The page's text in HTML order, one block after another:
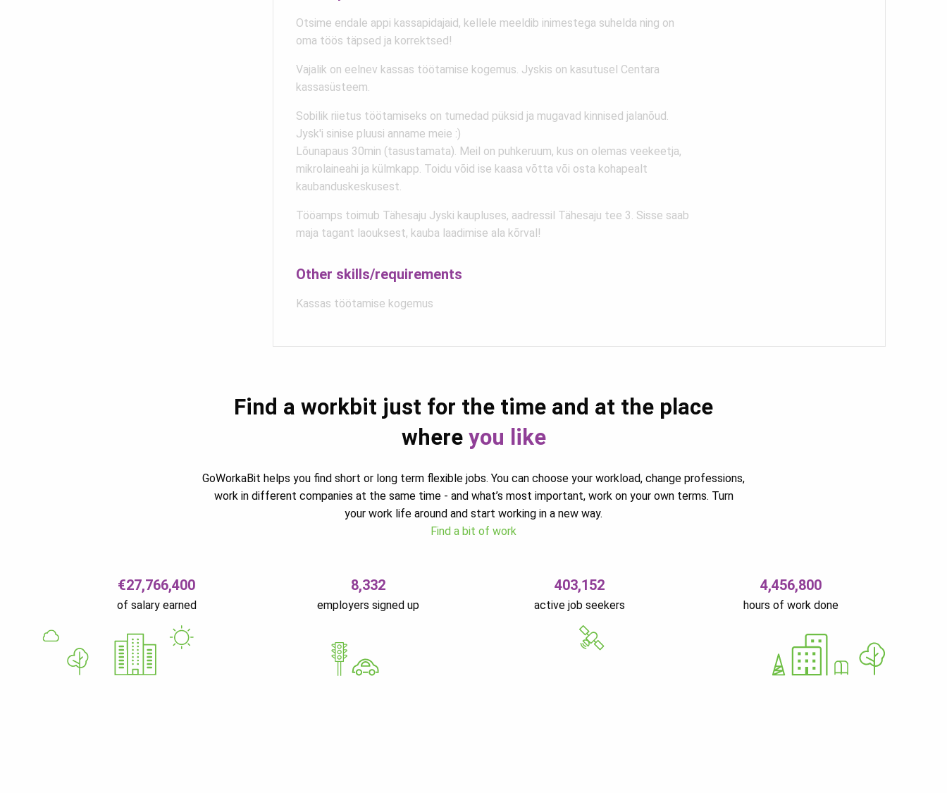
Otsime endale appi kassapidajaid, kellele meeldib inimestega suhelda ning on
oma töös täpsed ja korrektsed!
Vajalik on eelnev kassas töötamise kogemus. Jyskis on kasutusel Centara
kassasüsteem.
Sobilik riietus töötamiseks on tumedad püksid ja mugavad kinnised jalanõud.
Jysk'i sinise pluusi anname meie :)
Lõunapaus 30min (tasustamata). Meil on puhkeruum, kus on olemas veekeetja,
mikrolaineahi ja külmkapp. Toidu võid ise kaasa võtta või osta kohapealt
kaubanduskeskusest.
Tööamps toimub Tähesaju Jyski kaupluses, aadressil Tähesaju tee 3. Sisse saab
maja tagant laouksest, kauba laadimise ala kõrval!
Other skills/requirements
Kassas töötamise kogemus
Find a workbit just for the time and at the place
where you like
GoWorkaBit helps you find short or long term flexible jobs. You can choose your workload, change professions,
work in different companies at the same time - and what’s most important, work on your own terms. Turn
your work life around and start working in a new way.
Find a bit of work
€27,766,400
of salary earned
8,332
employers signed up
403,152
active job seekers
4,456,800
hours of work done